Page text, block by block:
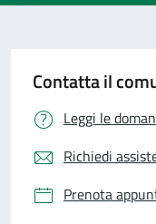
Contatta il
Leggi le
Richiedi
Prenota